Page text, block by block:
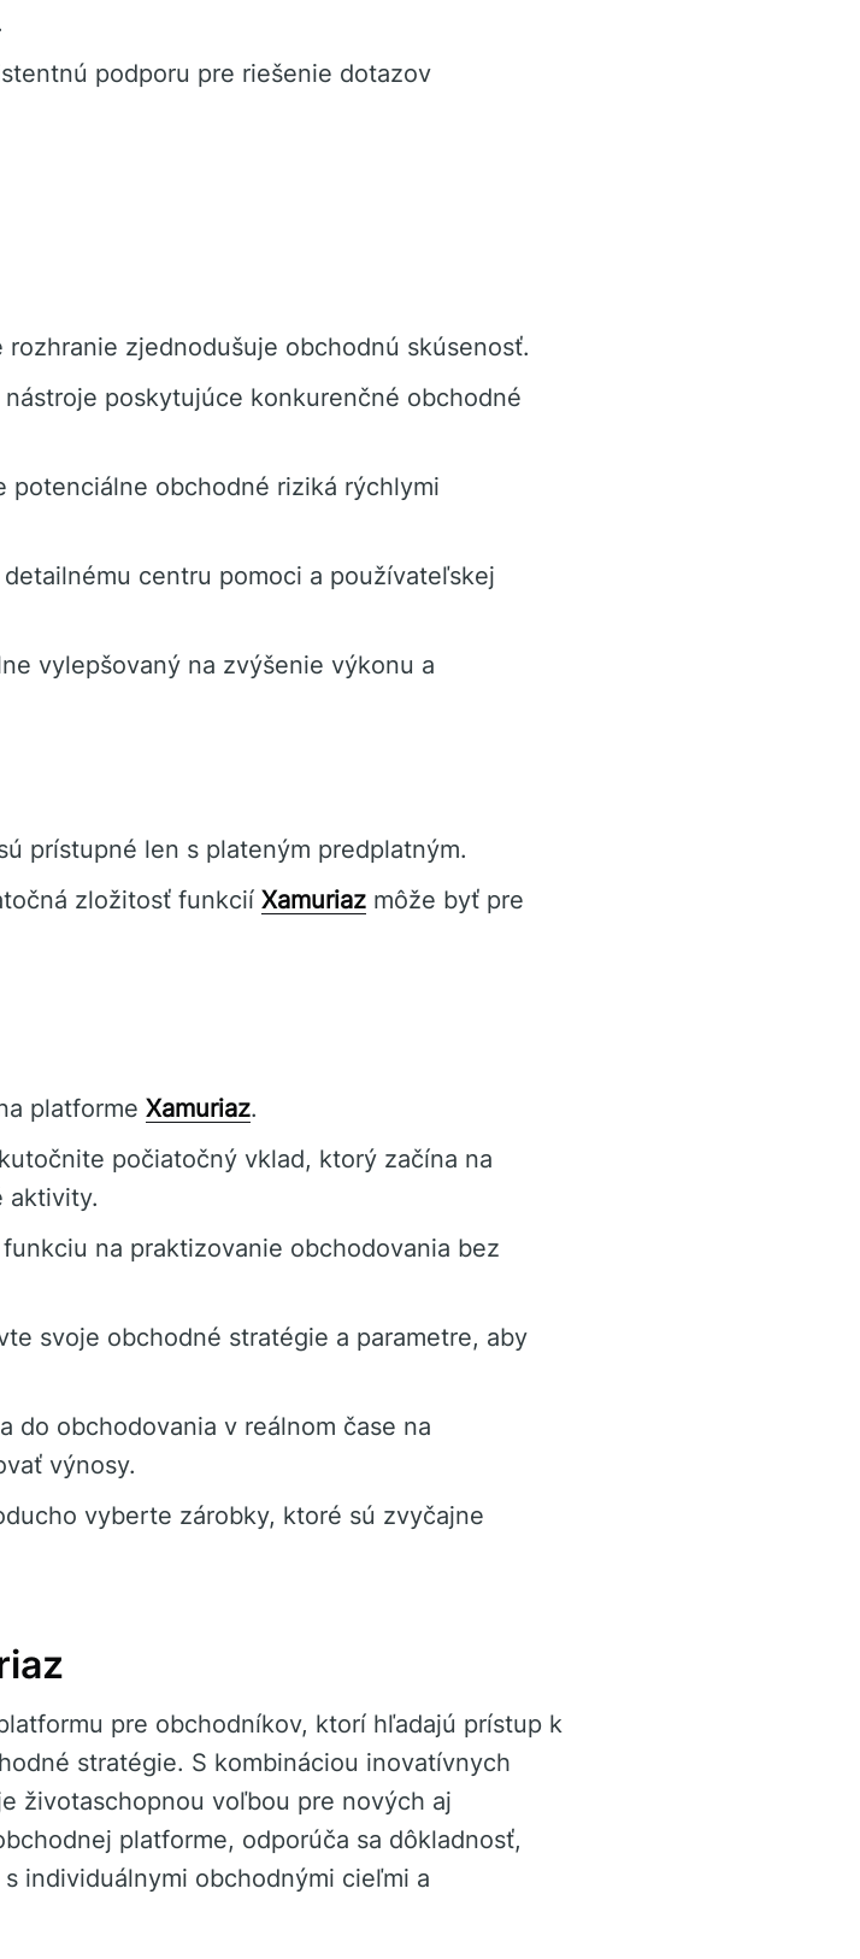
podporu pre riešenie dotazov
rozhranie zjednodušuje obchodnú skúsenosť.
nástroje poskytujúce konkurenčné obchodné
potenciálne obchodné riziká rýchlymi
centru pomoci a používateľskej
vylepšovaný na zvýšenie výkonu a
prístupné len s plateným predplatným.
zložitosť funkcií Xamuriaz môže byť pre
platforme Xamuriaz.
počiatočný vklad, ktorý začína na
aktivity.
na praktizovanie obchodovania bez
svoje obchodné stratégie a parametre, aby
do obchodovania v reálnom čase na
výnosy.
vyberte zárobky, ktoré sú zvyčajne
pre obchodníkov, ktorí hľadajú prístup k
stratégie. S kombináciou inovatívnych
životaschopnou voľbou pre nových aj
platforme, odporúča sa dôkladnosť,
individuálnymi obchodnými cieľmi a